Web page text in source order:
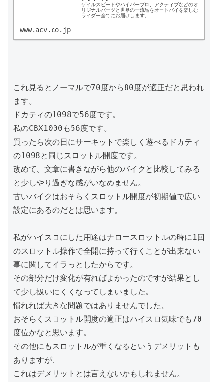
ゲイルスピードやハイパープロ、アクティブなどのオ
リジナルパーツと世界の一流品をオートバイを楽しむ
ライダー全てにお届けします。
www.acv.co.jp
これ見るとノーマルで70度から80度が適正だと思われ
ます。
ドカティの1098で56度です。
私のCBX1000も56度です。
買ったら次の日にサーキットで楽しく遊べるドカティ
の1098と同じスロットル開度です。
改めて、文章に書きながら他のバイクと比較してみる
と少しやり過ぎな感がいなめません。
古いバイクはおそらくスロットル開度が初期値で広い
設定にあるのだとは思います。
私がハイスロにした用途はナロースロットルの時に1回
のスロットル操作で全開に持って行くことが出来ない
事に関してイラっとしたからです。
その部分だけ変化が有ればよかったのですが結果とし
て少し扱いにくくなってしまいました。
慣れれば大きな問題ではありませんでした。
おそらくスロットル開度の適正はハイスロ気味でも70
度位かなと思います。
その他にもスロットルが重くなるというデメリットも
ありますが、
これはデメリットとは言えないかもしれません。